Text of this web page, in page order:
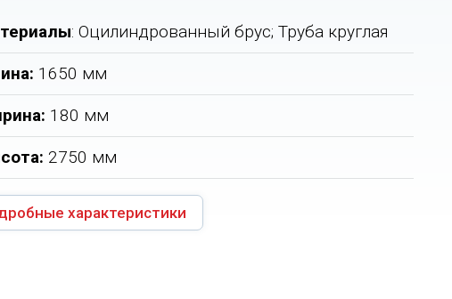
: Оцилиндрованный брус; Труба круглая
1650 мм
180 мм
2750 мм
характеристики